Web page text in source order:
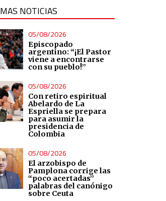
NOTICIAS
05/08/2026
Episcopado
argentino: “¡El Pastor
viene a encontrarse
con su pueblo!”
05/08/2026
Con retiro espiritual
Abelardo de La
Espriella se prepara
para asumir la
presidencia de
Colombia
05/08/2026
El arzobispo de
Pamplona corrige las
“poco acertadas”
palabras del canónigo
sobre Ceuta